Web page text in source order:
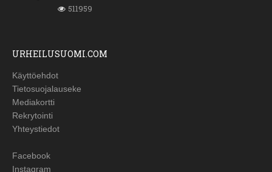
511959
URHEILUSUOMI.COM
Käyttöehdot
Tietosuojalauseke
Mediakortti
Rekrytointi
Yhteystiedot
Facebook
Instagram